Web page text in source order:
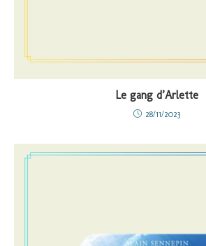
Le gang d’Arlette
28/11/2023